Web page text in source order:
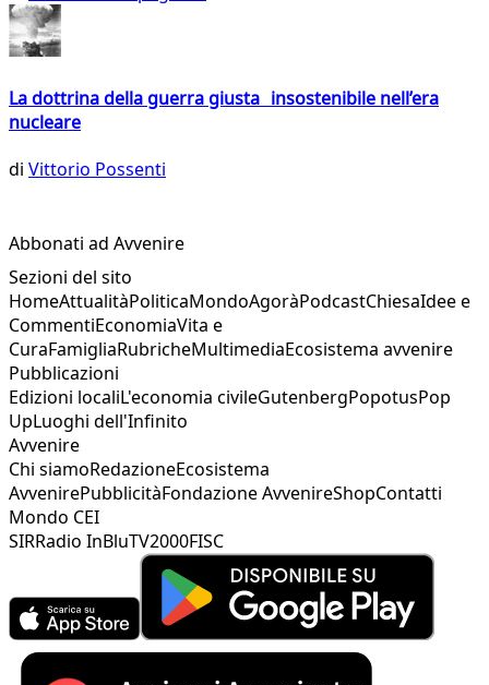
La dottrina della guerra giusta insostenibile nell’era
nucleare
di Vittorio Possenti
Abbonati ad Avvenire
Sezioni del sito
HomeAttualitàPoliticaMondoAgoràPodcastChiesaIdee e
CommentiEconomiaVita e
CuraFamigliaRubricheMultimediaEcosistema avvenire
Pubblicazioni
Edizioni localiL'economia civileGutenbergPopotusPop
UpLuoghi dell'Infinito
Avvenire
Chi siamoRedazioneEcosistema
AvvenirePubblicitàFondazione AvvenireShopContatti
Mondo CEI
SIRRadio InBluTV2000FISC